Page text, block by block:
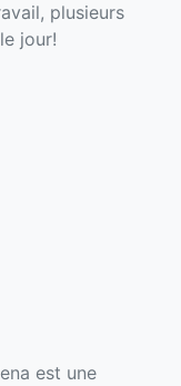
plusieurs
jour!
est une